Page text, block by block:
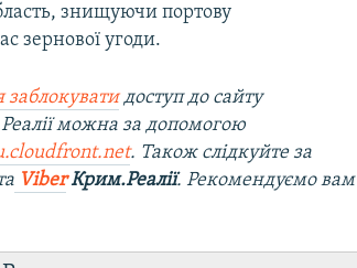
знищуючи портову
зернової угоди.
доступ до сайту
можна за допомогою
. Також слідкуйте за
Viber Крим.Реалії. Рекомендуємо вам